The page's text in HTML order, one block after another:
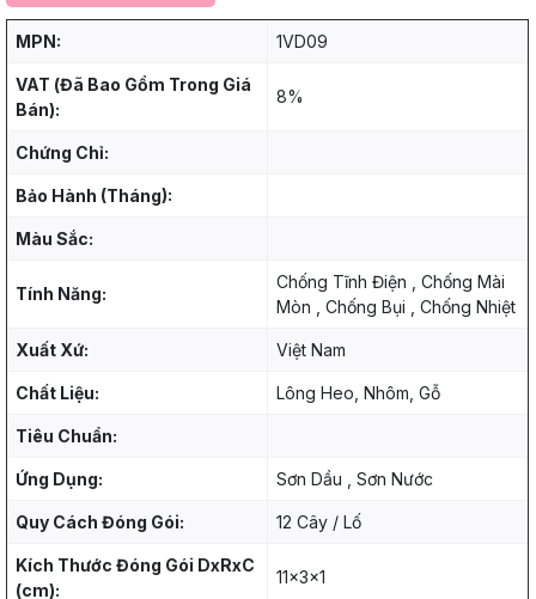
MPN: 1VD09
VAT (Đã Bao Gồm Trong Giá
Bán):
8%
Chứng Chỉ:
Bảo Hành (Tháng):
Màu Sắc:
Tính Năng:
Chống Tĩnh Điện , Chống Mài
Mòn , Chống Bụi , Chống Nhiệt
Xuất Xứ: Việt Nam
Chất Liệu: Lông Heo, Nhôm, Gỗ
Tiêu Chuẩn:
Ứng Dụng: Sơn Dầu , Sơn Nước
Quy Cách Đóng Gói: 12 Cây / Lố
Kích Thước Đóng Gói DxRxC
(cm):
11x3x1